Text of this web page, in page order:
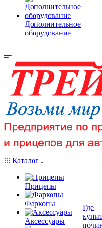
Дополнительное
оборудование
Каталог
Прицепы
Фаркопы
Аксессуары
Где